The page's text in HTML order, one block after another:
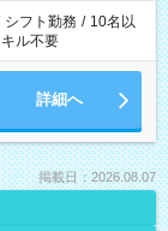
シフト勤務 / 10名以
ル不要
詳細へ
掲載日：2026.08.07